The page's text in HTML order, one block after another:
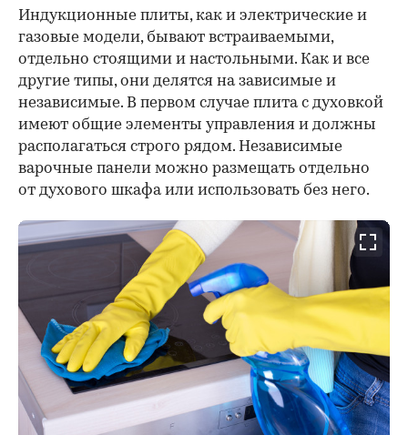
Индукционные плиты, как и электрические и
газовые модели, бывают встраиваемыми,
отдельно стоящими и настольными. Как и все
другие типы, они делятся на зависимые и
независимые. В первом случае плита с духовкой
имеют общие элементы управления и должны
располагаться строго рядом. Независимые
варочные панели можно размещать отдельно
от духового шкафа или использовать без него.